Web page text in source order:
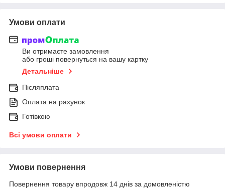
Умови оплати
Ви отримаєте замовлення
або гроші повернуться на вашу картку
Детальніше
Післяплата
Оплата на рахунок
Готівкою
Всі умови оплати
Умови повернення
Повернення товару впродовж 14 днів за домовленістю